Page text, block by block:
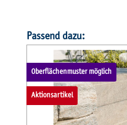
Produktgalerie überspringen
Passend dazu:
Oberflächenmuster möglich
Aktionsartikel